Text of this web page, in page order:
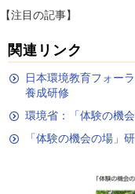
【注目の記事】
関連リンク
日本環境教育フォー
養成研修
環境省：「体験の機
「体験の機会の場」